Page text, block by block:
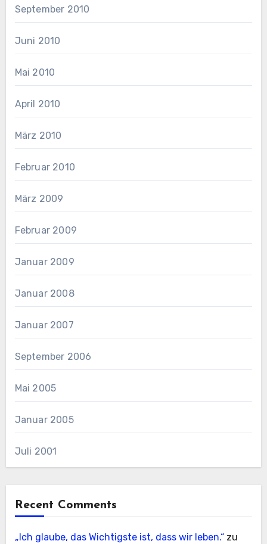
September 2010
Juni 2010
Mai 2010
April 2010
März 2010
Februar 2010
März 2009
Februar 2009
Januar 2009
Januar 2008
Januar 2007
September 2006
Mai 2005
Januar 2005
Juli 2001
Recent Comments
„Ich glaube, das Wichtigste ist, dass wir leben.“zu